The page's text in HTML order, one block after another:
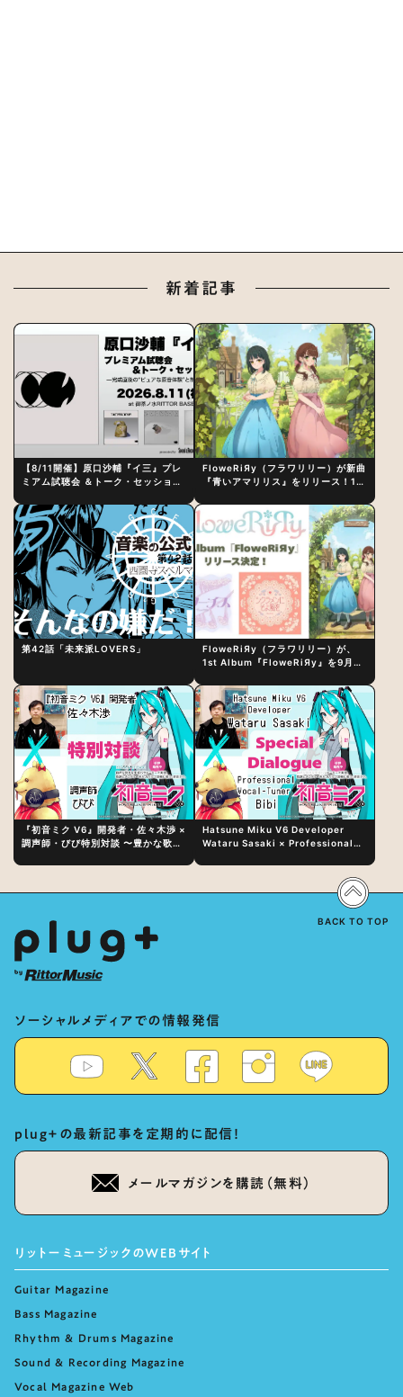
新着記事
【8/11開催】原口沙輔『イ三』プレ
ミアム試聴会 ＆トーク・セッション
制作秘話
FloweRiЯy（フラワリリー）が新曲
『青いアマリリス』をリリース！1st
第42話「未来派LOVERS」
FloweRiЯy（フラワリリー）が、
1st Album『FloweRiЯy』を9月23
『初音ミク V6』開発者・佐々木渉 ×
調声師・びび特別対談 〜豊かな歌声
Hatsune Miku V6 Developer
Wataru Sasaki × Professional
Vocal Expression Lies in “Love
for the singing characters” and
ソーシャルメディアでの情報発信
plug+の最新記事を定期的に配信！
メールマガジンを購読（無料）
リットーミュージックのWEBサイト
Guitar Magazine
Bass Magazine
Rhythm & Drums Magazine
Sound & Recording Magazine
Vocal Magazine Web
BACK TO TOP